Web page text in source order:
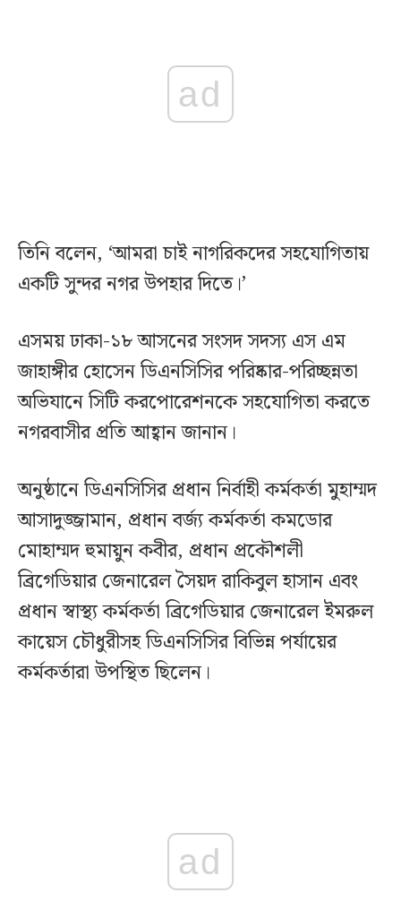
ad
তিনি বলেন, ‘আমরা চাই নাগরিকদের সহযোগিতায়
একটি সুন্দর নগর উপহার দিতে।’
এসময় ঢাকা-১৮ আসনের সংসদ সদস্য এস এম
জাহাঙ্গীর হোসেন ডিএনসিসির পরিষ্কার-পরিচ্ছন্নতা
অভিযানে সিটি করপোরেশনকে সহযোগিতা করতে
নগরবাসীর প্রতি আহ্বান জানান।
অনুষ্ঠানে ডিএনসিসির প্রধান নির্বাহী কর্মকর্তা মুহাম্মদ
আসাদুজ্জামান, প্রধান বর্জ্য কর্মকর্তা কমডোর
মোহাম্মদ হুমায়ুন কবীর, প্রধান প্রকৌশলী
ব্রিগেডিয়ার জেনারেল সৈয়দ রাকিবুল হাসান এবং
প্রধান স্বাস্থ্য কর্মকর্তা ব্রিগেডিয়ার জেনারেল ইমরুল
কায়েস চৌধুরীসহ ডিএনসিসির বিভিন্ন পর্যায়ের
কর্মকর্তারা উপস্থিত ছিলেন।
ad